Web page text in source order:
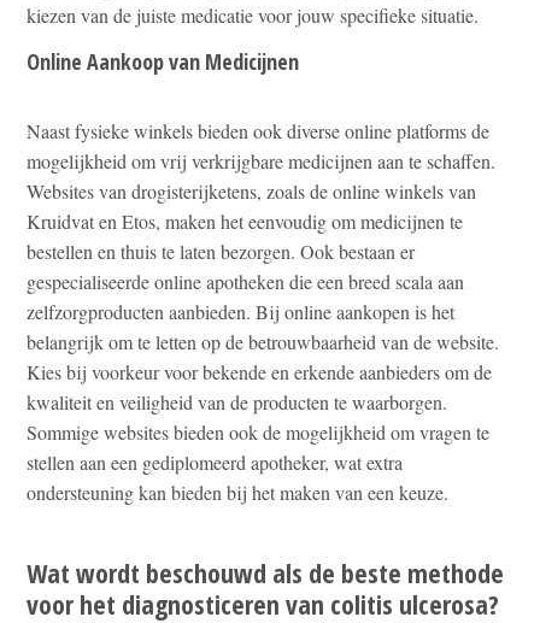
kiezen van de juiste medicatie voor jouw specifieke situatie.
Online Aankoop van Medicijnen
Naast fysieke winkels bieden ook diverse online platforms de
mogelijkheid om vrij verkrijgbare medicijnen aan te schaffen.
Websites van drogisterijketens, zoals de online winkels van
Kruidvat en Etos, maken het eenvoudig om medicijnen te
bestellen en thuis te laten bezorgen. Ook bestaan er
gespecialiseerde online apotheken die een breed scala aan
zelfzorgproducten aanbieden. Bij online aankopen is het
belangrijk om te letten op de betrouwbaarheid van de website.
Kies bij voorkeur voor bekende en erkende aanbieders om de
kwaliteit en veiligheid van de producten te waarborgen.
Sommige websites bieden ook de mogelijkheid om vragen te
stellen aan een gediplomeerd apotheker, wat extra
ondersteuning kan bieden bij het maken van een keuze.
Wat wordt beschouwd als de beste methode
voor het diagnosticeren van colitis ulcerosa?